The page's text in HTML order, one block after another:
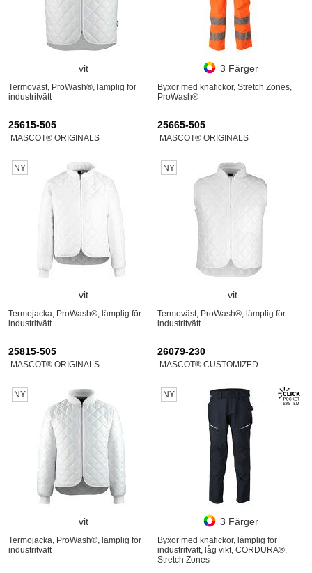
vit
Termoväst, ProWash®, lämplig för
industritvätt
3 Färger
Byxor med knäfickor, Stretch Zones,
ProWash®
25615-505
MASCOT® ORIGINALS
NY
vit
Termojacka, ProWash®, lämplig för
industritvätt
25665-505
MASCOT® ORIGINALS
NY
vit
Termoväst, ProWash®, lämplig för
industritvätt
25815-505
MASCOT® ORIGINALS
NY
vit
Termojacka, ProWash®, lämplig för
industritvätt
26079-230
MASCOT® CUSTOMIZED
NY
3 Färger
Byxor med knäfickor, lämplig för
industritvätt, låg vikt, CORDURA®,
Stretch Zones